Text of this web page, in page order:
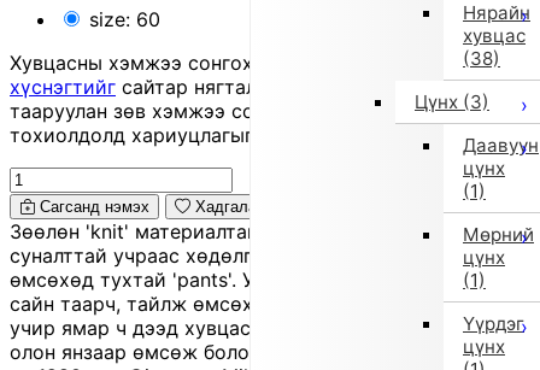
Нярайн
хувцас
(38)
Цүнх (3)
Даавуун
цүнх
(1)
Мөрний
цүнх
(1)
Үүрдэг
цүнх
size: 60
Хувцасны хэмжээ сонгохдоо
хэмжээ сонгох
хүснэгтийг сайтар нягталж, биеийн хэмжээтэйгээ
тааруулан зөв хэмжээ сонгоно уу, хувцас таарахгүй
тохиолдолд хариуцлагыг захиалагч өөрөө хүлээнэ.
Сагсанд нэмэх Хадгалах
Зөөлөн 'knit' материалтай, дунд зэргийн зузаан болон
суналттай учраас хөдөлгөөнд саад болохгүй,
өмсөхөд тухтай 'pants'. Уян 'waistband'-тай тул биед
сайн таарч, тайлж өмсөхөд хялбар. Энгийн загвартай
учир ямар ч дээд хувцастай хослуулахад амархан,
олон янзаар өмсөж болох үндсэн хувцас юм. 'Il Gufo'